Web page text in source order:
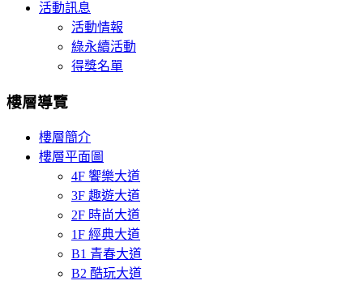
活動訊息
活動情報
綠永續活動
得獎名單
樓層導覽
樓層簡介
樓層平面圖
4F 饗樂大道
3F 趣遊大道
2F 時尚大道
1F 經典大道
B1 青春大道
B2 酷玩大道